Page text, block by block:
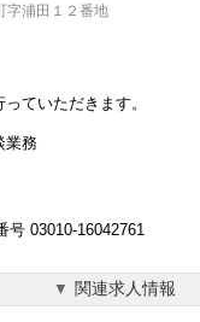
字浦田１２番地
ていただきます。
業務
03010-16042761
関連求人情報